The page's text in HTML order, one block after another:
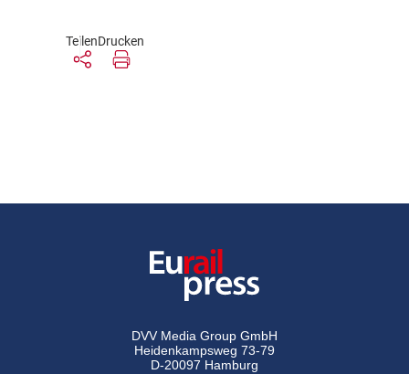
TeilenDrucken
DVV Media Group GmbH
Heidenkampsweg 73-79
D-20097 Hamburg